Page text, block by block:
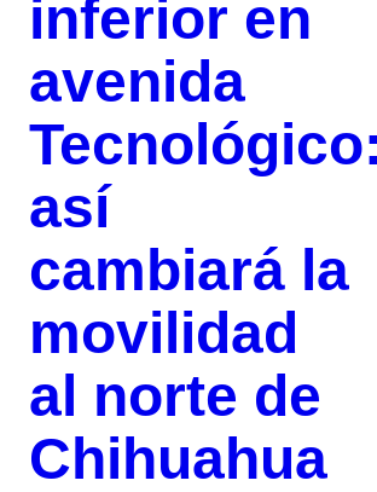
inferior en
avenida
así
cambiará la
movilidad
al norte de
Chihuahua